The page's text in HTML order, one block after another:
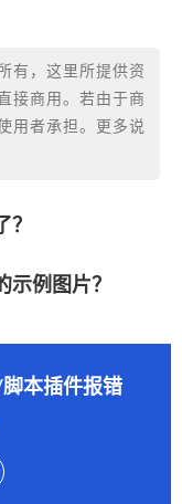
有，这里所提供资
接商用。若由于商
用者承担。更多说
例图片？
本插件报错